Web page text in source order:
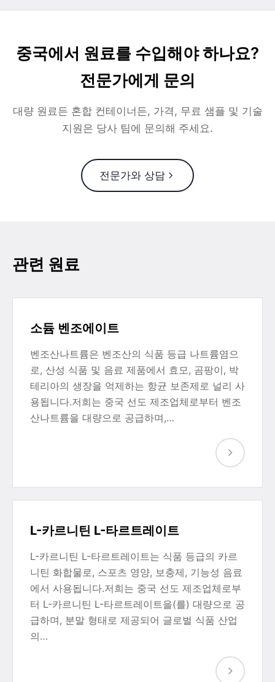
중국에서 원료를 수입해야 하나요?
전문가에게 문의
대량 원료든 혼합 컨테이너든, 가격, 무료 샘플 및 기술
지원은 당사 팀에 문의해 주세요.
전문가와 상담
관련 원료
소듐 벤조에이트
벤조산나트륨은 벤조산의 식품 등급 나트륨염으
로, 산성 식품 및 음료 제품에서 효모, 곰팡이, 박
테리아의 생장을 억제하는 항균 보존제로 널리 사
용됩니다.저희는 중국 선도 제조업체로부터 벤조
산나트륨을 대량으로 공급하며,…
L-카르니틴 L-타르트레이트
L-카르니틴 L-타르트레이트는 식품 등급의 카르
니틴 화합물로, 스포츠 영양, 보충제, 기능성 음료
에서 사용됩니다.저희는 중국 선도 제조업체로부
터 L-카르니틴 L-타르트레이트을(를) 대량으로 공
급하며, 분말 형태로 제공되어 글로벌 식품 산업
의…